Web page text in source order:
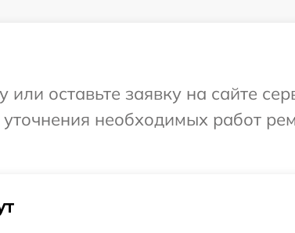
оставьте заявку на сайте
необходимых работ